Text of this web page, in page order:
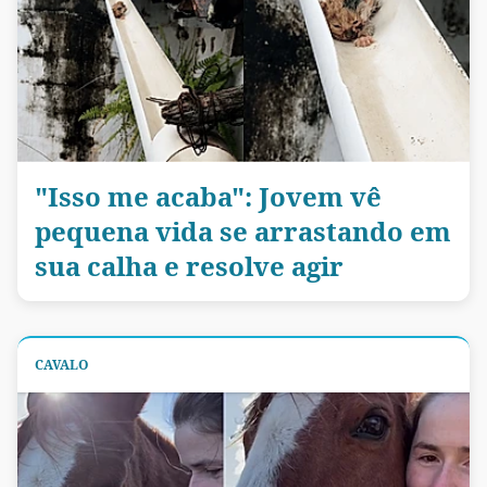
"Isso me acaba": Jovem vê
pequena vida se arrastando em
sua calha e resolve agir
CAVALO